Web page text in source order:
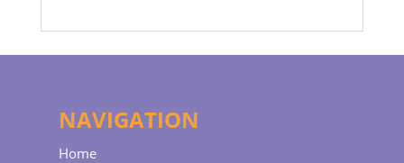
NAVIGATION
Home